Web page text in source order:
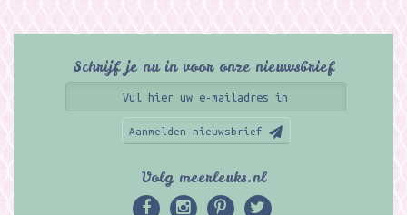
Schrijf je nu in voor onze nieuwsbrief
Aanmelden nieuwsbrief
Volg meerleuks.nl